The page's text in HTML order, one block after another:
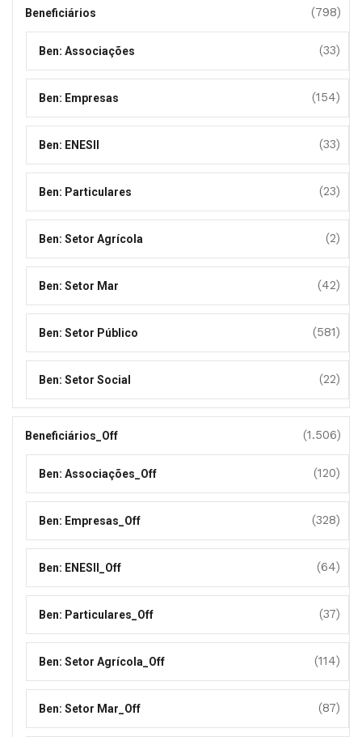
Beneficiários (798)
Ben: Associações (33)
Ben: Empresas (154)
Ben: ENESII (33)
Ben: Particulares (23)
Ben: Setor Agrícola (2)
Ben: Setor Mar (42)
Ben: Setor Público (581)
Ben: Setor Social (22)
Beneficiários_Off (1.506)
Ben: Associações_Off (120)
Ben: Empresas_Off (328)
Ben: ENESII_Off (64)
Ben: Particulares_Off (37)
Ben: Setor Agrícola_Off (114)
Ben: Setor Mar_Off (87)